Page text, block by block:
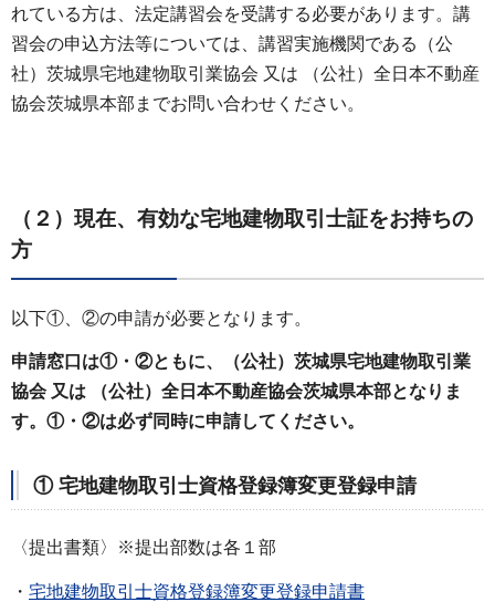
れている方は、法定講習会を受講する必要があります。講
習会の申込方法等については、講習実施機関である（公
社）茨城県宅地建物取引業協会 又は （公社）全日本不動産
協会茨城県本部までお問い合わせください。
（２）現在、有効な宅地建物取引士証をお持ちの
方
以下①、②の申請が必要となります。
申請窓口は①・②ともに、（公社）茨城県宅地建物取引業
協会 又は （公社）全日本不動産協会茨城県本部となりま
す。①・②は必ず同時に申請してください。
① 宅地建物取引士資格登録簿変更登録申請
〈提出書類〉※提出部数は各１部
・ 宅地建物取引士資格登録簿変更登録申請書